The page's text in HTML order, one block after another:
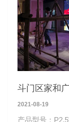
斗门区家和
2021-08-19
产品型号：P2.5室内